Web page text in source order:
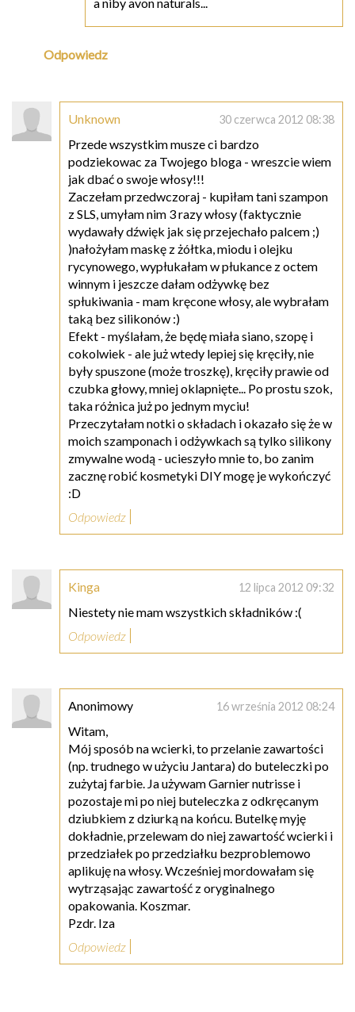
Odpowiedz
Unknown 30 czerwca 2012 08:38
Przede wszystkim musze ci bardzo
podziekowac za Twojego bloga - wreszcie wiem
jak dbać o swoje włosy!!!
Zaczełam przedwczoraj - kupiłam tani szampon
z SLS, umyłam nim 3 razy włosy (faktycznie
wydawały dźwięk jak się przejechało palcem ;)
)nałożyłam maskę z żółtka, miodu i olejku
rycynowego, wypłukałam w płukance z octem
winnym i jeszcze dałam odżywkę bez
spłukiwania - mam kręcone włosy, ale wybrałam
taką bez silikonów :)
Efekt - myślałam, że będę miała siano, szopę i
cokolwiek - ale już wtedy lepiej się kręciły, nie
były spuszone (może troszkę), kręciły prawie od
czubka głowy, mniej oklapnięte... Po prostu szok,
taka różnica już po jednym myciu!
Przeczytałam notki o składach i okazało się że w
moich szamponach i odżywkach są tylko silikony
zmywalne wodą - ucieszyło mnie to, bo zanim
zacznę robić kosmetyki DIY mogę je wykończyć
:D
Odpowiedz
Kinga 12 lipca 2012 09:32
Niestety nie mam wszystkich składników :(
Odpowiedz
Anonimowy 16 września 2012 08:24
Witam,
Mój sposób na wcierki, to przelanie zawartości
(np. trudnego w użyciu Jantara) do buteleczki po
zużytaj farbie. Ja używam Garnier nutrisse i
pozostaje mi po niej buteleczka z odkręcanym
dziubkiem z dziurką na końcu. Butelkę myję
dokładnie, przelewam do niej zawartość wcierki i
przedziałek po przedziałku bezproblemowo
aplikuję na włosy. Wcześniej mordowałam się
wytrząsając zawartość z oryginalnego
opakowania. Koszmar.
Pzdr. Iza
Odpowiedz